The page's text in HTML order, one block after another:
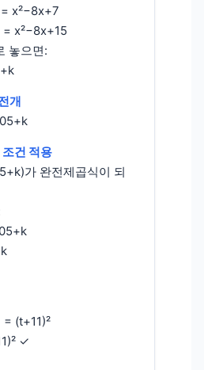
x²−8x+7
x²−8x+15
놓으면:
개
건 적용
가 완전제곱식이 되
(t+11)²
✓